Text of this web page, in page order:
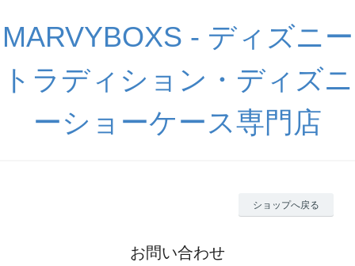
MARVYBOXS - ディズニー
トラディション・ディズニ
ーショーケース専門店
ショップへ戻る
お問い合わせ